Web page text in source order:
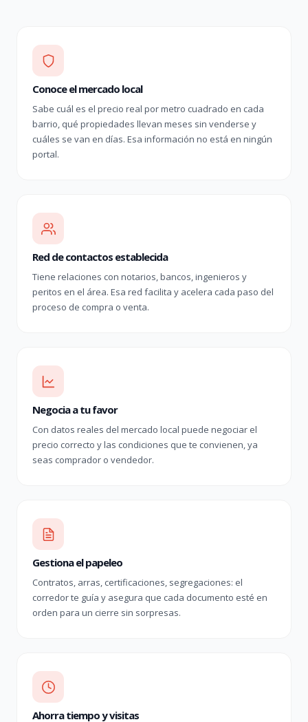
Conoce el mercado local
Sabe cuál es el precio real por metro cuadrado en cada
barrio, qué propiedades llevan meses sin venderse y
cuáles se van en días. Esa información no está en ningún
portal.
Red de contactos establecida
Tiene relaciones con notarios, bancos, ingenieros y
peritos en el área. Esa red facilita y acelera cada paso del
proceso de compra o venta.
Negocia a tu favor
Con datos reales del mercado local puede negociar el
precio correcto y las condiciones que te convienen, ya
seas comprador o vendedor.
Gestiona el papeleo
Contratos, arras, certificaciones, segregaciones: el
corredor te guía y asegura que cada documento esté en
orden para un cierre sin sorpresas.
Ahorra tiempo y visitas